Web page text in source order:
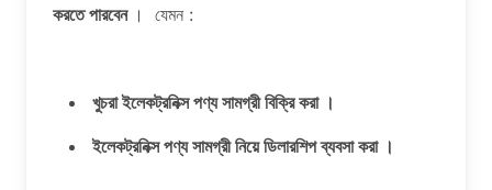
করতে পারবেন । যেমন :
খুচরা ইলেকট্রনিক্স পণ্য সামগ্রী বিক্রি করা ।
ইলেকট্রনিক্স পণ্য সামগ্রী নিয়ে ডিলারশিপ ব্যবসা করা ।